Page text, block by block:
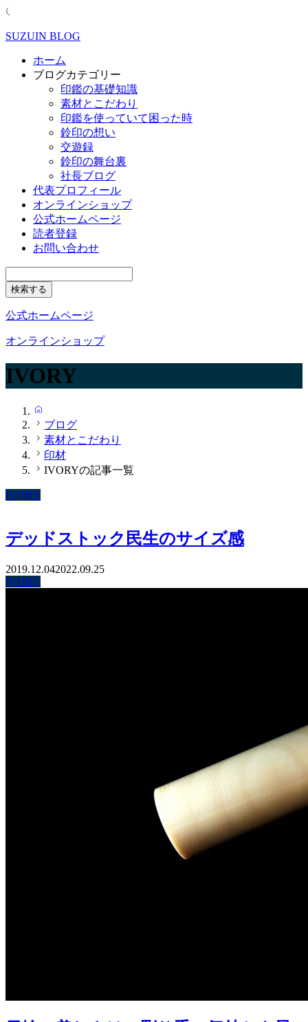
SUZUIN BLOG
ホーム
ブログカテゴリー
印鑑の基礎知識
素材とこだわり
印鑑を使っていて困った時
鈴印の想い
交遊録
鈴印の舞台裏
社長ブログ
代表プロフィール
オンラインショップ
公式ホームページ
読者登録
お問い合わせ
公式ホームページ
オンラインショップ
IVORY
ブログ
素材とこだわり
印材
IVORYの記事一覧
IVORY
デッドストック民生のサイズ感
2019.12.042022.09.25
IVORY